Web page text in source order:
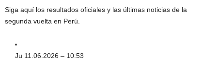
Siga aquí los resultados oficiales y las últimas noticias de la
segunda vuelta en Perú.
Ju 11.06.2026 – 10:53